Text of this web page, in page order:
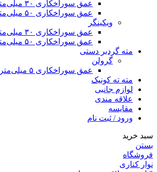
عمق سوراخکاری ۳۰ میلی‌متر
عمق سوراخکاری ۵۰ میلی‌متر
ویکینگر
عمق سوراخکاری ۳۰ میلی‌متر
عمق سوراخکاری ۵۰ میلی‌متر
مته گردبر دستی
گرولن
عمق سوراخکاری ۵ میلی‌متر
مته ته کونیک
لوازم جانبی
علاقه مندی
مقايسه
ورود / ثبت نام
سبد خرید
بستن
فروشگاه
نوار کناری